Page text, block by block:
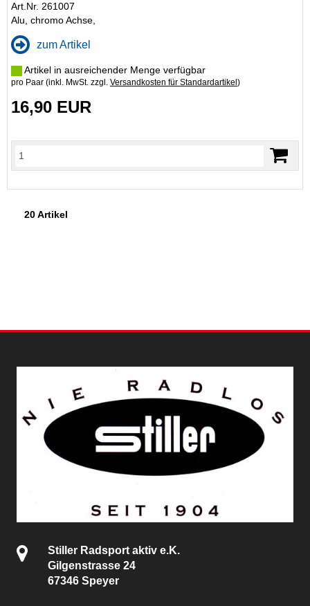
Art.Nr. 261007
Alu, chromo Achse,
zum Artikel
Artikel in ausreichender Menge verfügbar
pro Paar (inkl. MwSt. zzgl. Versandkosten für Standardartikel )
16,90 EUR
20 Artikel
Stiller Radsport aktiv e.K.
Gilgenstrasse 24
67346 Speyer